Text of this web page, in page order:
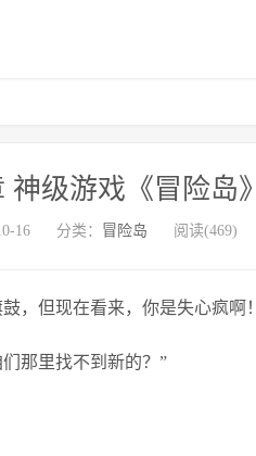
神级游戏《冒险岛
16 分类： 冒险岛 阅读(469)
，但现在看来，你是失心疯啊
那里找不到新的？”